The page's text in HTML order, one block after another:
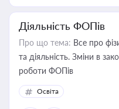
Діяльність ФОПів
Про що тема: Все про
та діяльність. Зміни в
роботи ФОПів
Освіта